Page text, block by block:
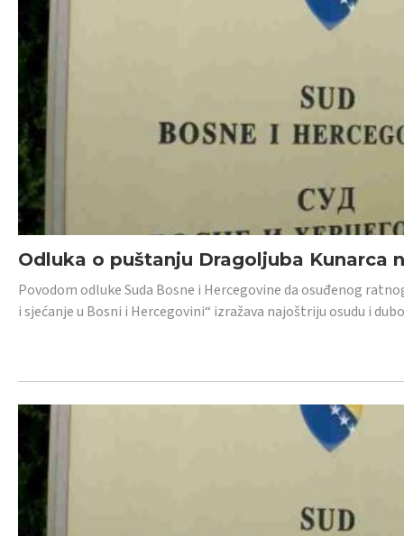
Odluka o puštanju Dragoljuba Kunarca
Povodom odluke Suda Bosne i Hercegovine da osuđenog
i sjećanje u Bosni i Hercegovini“ izražava najoštriju osudu i